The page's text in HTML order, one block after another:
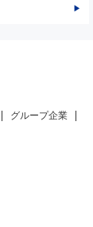
グループ企業